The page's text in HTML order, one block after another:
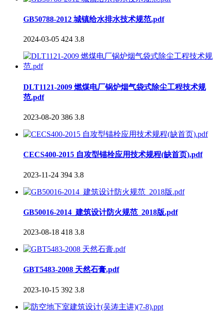
GB50788-2012 城镇给水排水技术规范.pdf
2024-03-05 424 3.8
DLT1121-2009 燃煤电厂锅炉烟气袋式除尘工程技术规
范.pdf
2023-08-20 386 3.8
CECS400-2015 自攻型锚栓应用技术规程(缺首页).pdf
2023-11-24 394 3.8
GB50016-2014_建筑设计防火规范_2018版.pdf
2023-08-18 418 3.8
GBT5483-2008 天然石膏.pdf
2023-10-15 392 3.8